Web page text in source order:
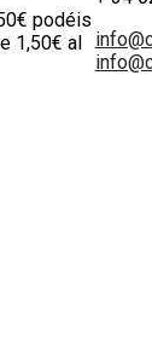
podéis
1,50€ al